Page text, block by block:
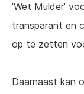
'Wet Mulder'
transparant en
op te zetten
Daarnaast kan